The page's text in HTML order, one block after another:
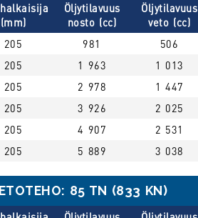
(mm)
Öljytilavuus
nosto (cc)
Öljytilavuus
veto (cc)
205 981 506
205 1 963 1 013
205 2 978 1 447
205 3 926 2 025
205 4 907 2 531
205 5 889 3 038
85 TN (833 KN)